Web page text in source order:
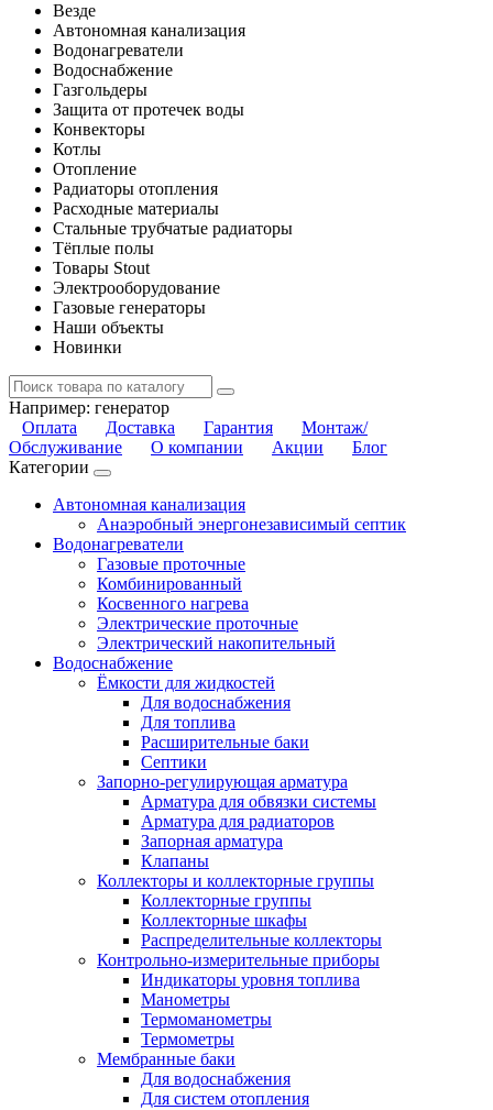
Везде
Автономная канализация
Водонагреватели
Водоснабжение
Газгольдеры
Защита от протечек воды
Конвекторы
Котлы
Отопление
Радиаторы отопления
Расходные материалы
Стальные трубчатые радиаторы
Тёплые полы
Товары Stout
Электрооборудование
Газовые генераторы
Наши объекты
Новинки
Например: генератор
Оплата
Доставка Гарантия
Монтаж/
Обслуживание
О компании Акции
Блог
Категории
Автономная канализация
Анаэробный энергонезависимый септик
Водонагреватели
Газовые проточные
Комбинированный
Косвенного нагрева
Электрические проточные
Электрический накопительный
Водоснабжение
Ёмкости для жидкостей
Для водоснабжения
Для топлива
Расширительные баки
Септики
Запорно-регулирующая арматура
Арматура для обвязки системы
Арматура для радиаторов
Запорная арматура
Клапаны
Коллекторы и коллекторные группы
Коллекторные группы
Коллекторные шкафы
Распределительные коллекторы
Контрольно-измерительные приборы
Индикаторы уровня топлива
Манометры
Термоманометры
Термометры
Мембранные баки
Для водоснабжения
Для систем отопления